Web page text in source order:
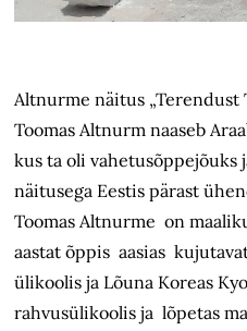
Altnurme näitus „Terendust
Toomas Altnurm naaseb
kus ta oli vahetusõppejõuks
näitusega Eestis pärast
Toomas Altnurme on
aastat õppis aasias
ülikoolis ja Lõuna Koreas
rahvusülikoolis ja lõpetas